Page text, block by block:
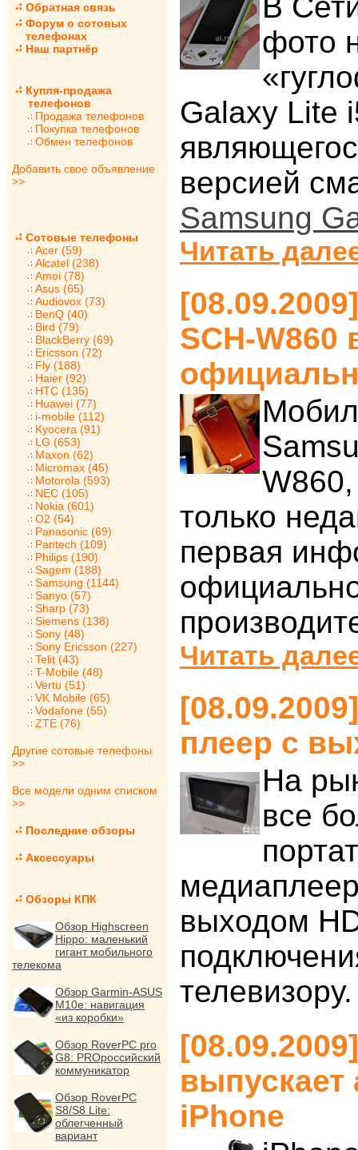
Обратная связь
Форум о сотовых
телефонах
Наш партнёр
Купля-продажа
телефонов
Продажа телефонов
Покупка телефонов
Обмен телефонов
Добавить свое объявление
>>
Сотовые телефоны
Acer (59)
Alcatel (238)
Amoi (78)
Asus (65)
Audiovox (73)
BenQ (40)
Bird (79)
BlackBerry (69)
Ericsson (72)
Fly (188)
Haier (92)
HTC (135)
Huawei (77)
i-mobile (112)
Kyocera (91)
LG (653)
Maxon (62)
Micromax (45)
Motorola (593)
NEC (105)
Nokia (601)
O2 (54)
Panasonic (69)
Pantech (109)
Philips (190)
Sagem (188)
Samsung (1144)
Sanyo (57)
Sharp (73)
Siemens (138)
Sony (48)
Sony Ericsson (227)
Telit (43)
T-Mobile (48)
Vertu (51)
VK Mobile (65)
Vodafone (55)
ZTE (76)
Другие сотовые телефоны
>>
Все модели одним списком
>>
Последние обзоры
Аксессуары
Обзоры КПК
Обзор Highscreen
Hippo: маленький
гигант мобильного
телекома
Обзор Garmin-ASUS
M10e: навигация
«из коробки»
Обзор RoverPC pro
G8: PROроссийский
коммуникатор
Обзор RoverPC
S8/S8 Lite:
облегченный
вариант
В
фото
Galaxy Lite
версией
Samsung
Читать
SCH-
только
первая
Читать
плеер с
На
все
выходом
телевизору.
выпускает
iPhone